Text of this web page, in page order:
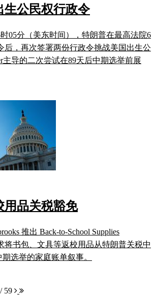
生公民权行政令
05分（美东时间），特朗普在最高法院6
后，再次签署两份行政令挑战美国出生公
主导的二次尝试在89天后中期选举前展
用品关税豁免
推出 Back-to-School Supplies
将书包、文具等返校用品从特朗普关税中
选举的家庭账单叙事。
59